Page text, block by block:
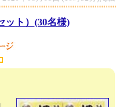
ット）(30名様)